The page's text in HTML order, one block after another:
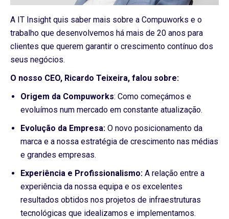
A IT Insight quis saber mais sobre a Compuworks e o
trabalho que desenvolvemos há mais de 20 anos para
clientes que querem garantir o crescimento contínuo dos
seus negócios.
O nosso CEO, Ricardo Teixeira, falou sobre:
Origem da Compuworks: Como começámos e
evoluímos num mercado em constante atualização.
Evolução da Empresa: O novo posicionamento da
marca e a nossa estratégia de crescimento nas médias
e grandes empresas.
Experiência e Profissionalismo: A relação entre a
experiência da nossa equipa e os excelentes
resultados obtidos nos projetos de infraestruturas
tecnológicas que idealizamos e implementamos.